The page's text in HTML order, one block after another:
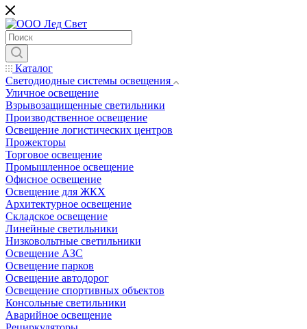
Каталог
Светодиодные системы освещения
Уличное освещение
Взрывозащищенные светильники
Производственное освещение
Освещение логистических центров
Прожекторы
Торговое освещение
Промышленное освещение
Офисное освещение
Освещение для ЖКХ
Архитектурное освещение
Складское освещение
Линейные светильники
Низковольтные светильники
Освещение АЗС
Освещение парков
Освещение автодорог
Освещение спортивных объектов
Консольные светильники
Аварийное освещение